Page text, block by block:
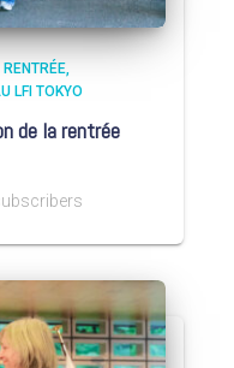
RENTRÉE
LFI TOKYO
de la rentrée